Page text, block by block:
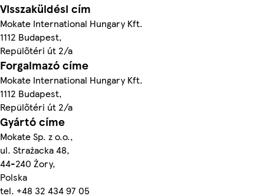
Visszaküldési cím
Mokate International Hungary Kft.
1112 Budapest,
Repülőtéri út 2/a
Forgalmazó címe
Mokate International Hungary Kft.
1112 Budapest,
Repülőtéri út 2/a
Gyártó címe
Mokate Sp. z o.o.,
ul. Strażacka 48,
44-240 Żory,
Polska
tel. +48 32 434 97 05